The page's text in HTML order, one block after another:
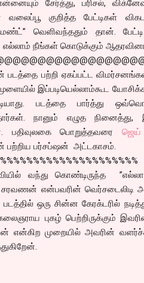
சேர்த்து, பரிசல்,
வலைப்பூ குறித்த பேட்டிகள்
வெளிவந்ததும் தான்.
நீங்கள் கொடுக்கும்
பற்றி ஏகப்பட்ட
இப்படியெல்லாம்கூட
படத்தை பார்த்து
நானும் எழுத
பதிவுலகை பொறுத்தவரை ஜெய்
பர்சப்ஷன் அட்டகாசம்.
வந்து கொண்டிருந்த
என்பவரின் வெர்சடைலிடி
படத்தில் ஒரு சின்ன கேரக்டரில்
கலைஞராய புகழ் பெற்றிருக்கும்
என்கிற முறையில் அவரின்